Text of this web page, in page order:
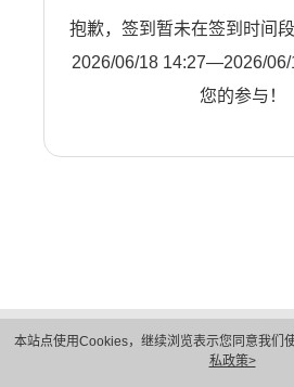
本站点使用Cookies，继续浏览表示您同意我们
私政策>
抱歉，签到暂未在签到时间
2026/06/18 14:27—2026/06/
您的参与！
隐私保护
法律声